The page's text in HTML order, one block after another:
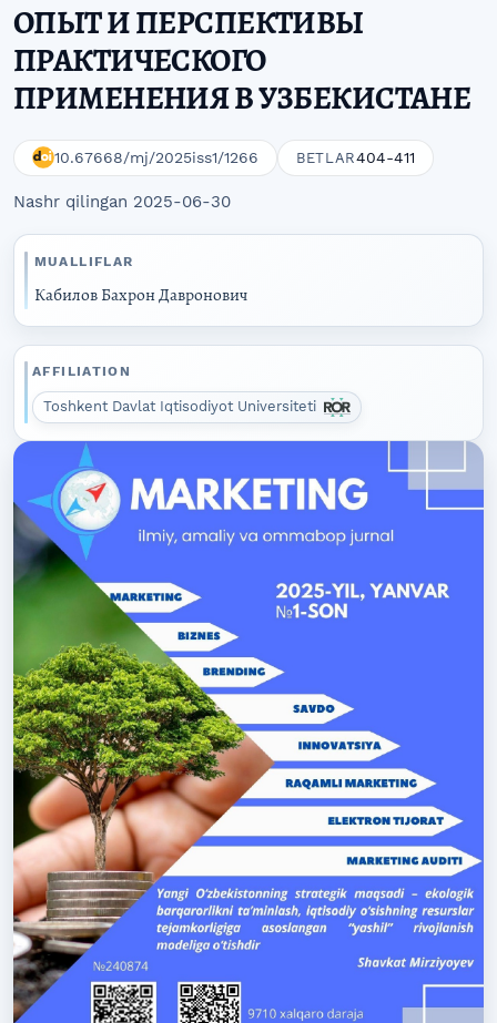
ОПЫТ И ПЕРСПЕКТИВЫ
ПРАКТИЧЕСКОГО
ПРИМЕНЕНИЯ В УЗБЕКИСТАНЕ
10.67668/mj/2025iss1/1266 BETLAR404-411
Nashr qilingan 2025-06-30
MUALLIFLAR
Кабилов Бахрон Давронович
AFFILIATION
Toshkent Davlat Iqtisodiyot Universiteti